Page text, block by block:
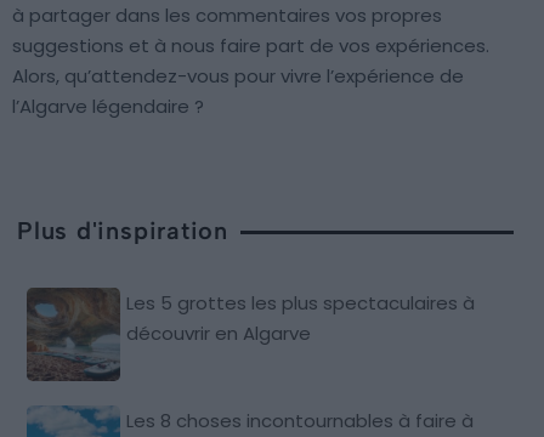
à partager dans les commentaires vos propres
suggestions et à nous faire part de vos expériences.
Alors, qu’attendez-vous pour vivre l’expérience de
l’Algarve légendaire ?
Plus d'inspiration
Les 5 grottes les plus spectaculaires à
découvrir en Algarve
Les 8 choses incontournables à faire à